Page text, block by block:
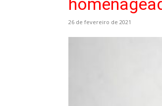
26 de fevereiro de 2021